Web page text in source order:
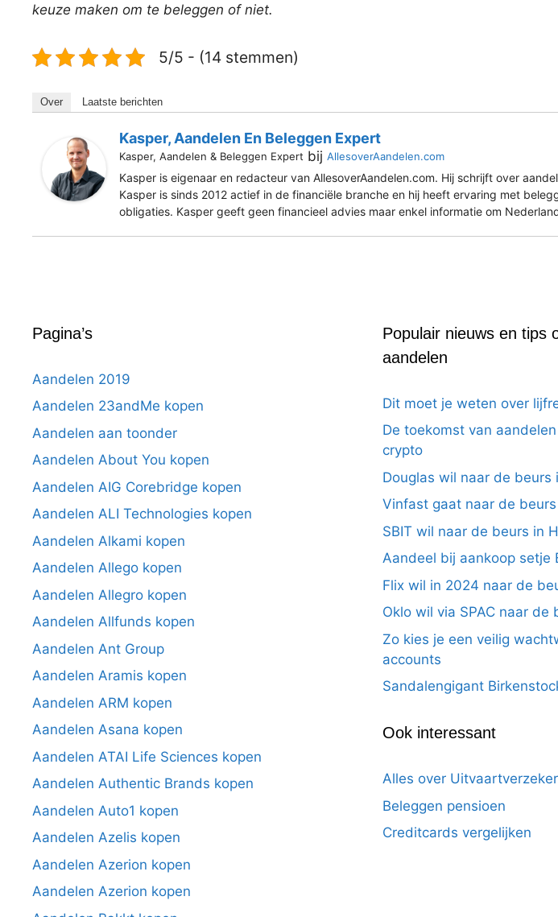
keuze maken om te beleggen of niet.
5/5 - (14 stemmen)
Over Laatste berichten
Kasper, Aandelen En Beleggen Expert
Kasper, Aandelen & Beleggen Expert bij AllesoverAandelen.com
Kasper is eigenaar en redacteur van AllesoverAandelen.com. Hij schrijft over
Kasper is sinds 2012 actief in de financiële branche en hij heeft ervaring met
obligaties. Kasper geeft geen financieel advies maar enkel informatie om
Pagina’s
Aandelen 2019
Aandelen 23andMe kopen
Aandelen aan toonder
Aandelen About You kopen
Aandelen AIG Corebridge kopen
Aandelen ALI Technologies kopen
Aandelen Alkami kopen
Aandelen Allego kopen
Aandelen Allegro kopen
Aandelen Allfunds kopen
Aandelen Ant Group
Aandelen Aramis kopen
Aandelen ARM kopen
Aandelen Asana kopen
Aandelen ATAI Life Sciences kopen
Aandelen Authentic Brands kopen
Aandelen Auto1 kopen
Aandelen Azelis kopen
Aandelen Azerion kopen
Aandelen Azerion kopen
Populair nieuws en tips
aandelen
Dit moet je weten over
De toekomst van
crypto
Douglas wil naar de beurs
Vinfast gaat naar de
SBIT wil naar de beurs in
Aandeel bij aankoop setje
Flix wil in 2024 naar de
Oklo wil via SPAC naar de
Zo kies je een veilig
accounts
Sandalengigant
Ook interessant
Alles over
Beleggen pensioen
Creditcards vergelijken